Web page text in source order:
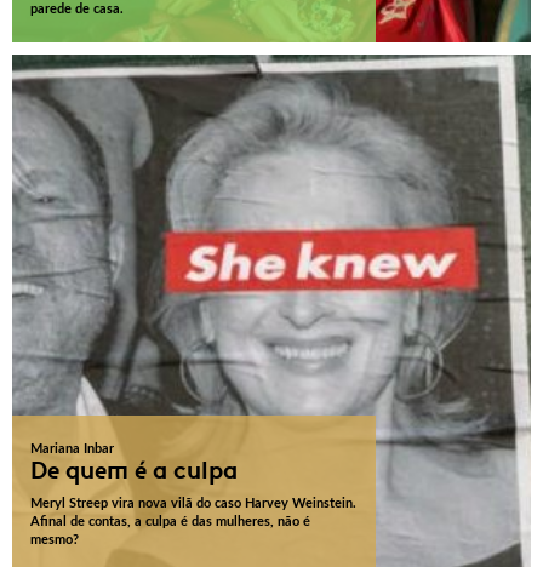
parede de casa.
Mariana Inbar
De quem é a culpa
Meryl Streep vira nova vilã do caso Harvey Weinstein.
Afinal de contas, a culpa é das mulheres, não é
mesmo?